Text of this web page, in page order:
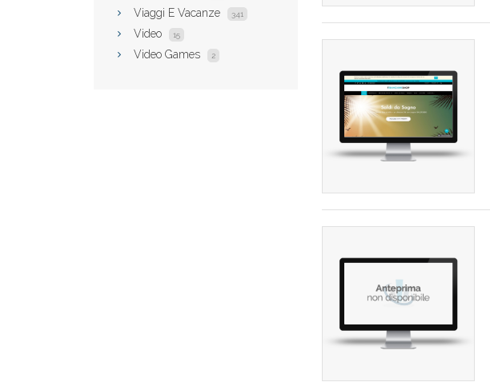
Viaggi E Vacanze 341
Video 15
Video Games 2